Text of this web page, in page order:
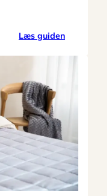
Læs guiden:
ro,
zoner
og
opbevaring